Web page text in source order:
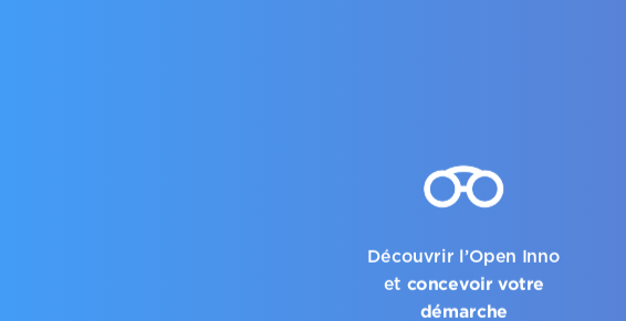
Découvrir l’Open Inno
et concevoir votre
démarche